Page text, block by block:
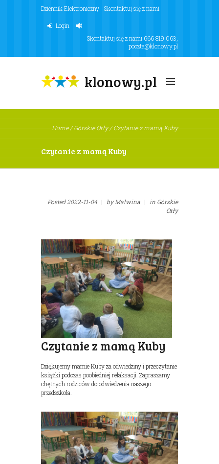
Dziennik Elektroniczny Skontaktuj się z nami
Login
Skontaktuj się z nami 666 819 063
poczta@klonowy.pl
klonowy.pl
Home/Górskie Orły/Czytanie z mamą Kuby
Czytanie z mamą Kuby
Posted2022-11-04 | byMalwina | in Górskie
Orły
Czytanie z mamą Kuby
Dziękujemy mamie Kuby za odwiedziny i przeczytanie
książki podczas poobiedniej relaksacji. Zapraszamy
chętnych rodziców do odwiedzenia naszego
przedszkola.